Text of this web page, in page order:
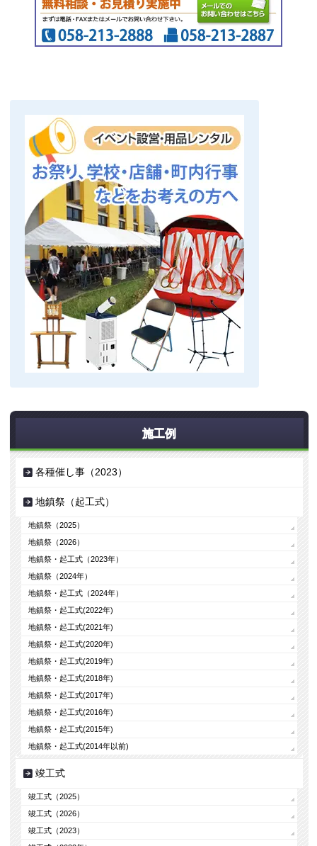
施工例
各種催し事（2023）
地鎮祭（起工式）
地鎮祭（2025）
地鎮祭（2026）
地鎮祭・起工式（2023年）
地鎮祭（2024年）
地鎮祭・起工式（2024年）
地鎮祭・起工式(2022年)
地鎮祭・起工式(2021年)
地鎮祭・起工式(2020年)
地鎮祭・起工式(2019年)
地鎮祭・起工式(2018年)
地鎮祭・起工式(2017年)
地鎮祭・起工式(2016年)
地鎮祭・起工式(2015年)
地鎮祭・起工式(2014年以前)
竣工式
竣工式（2025）
竣工式（2026）
竣工式（2023）